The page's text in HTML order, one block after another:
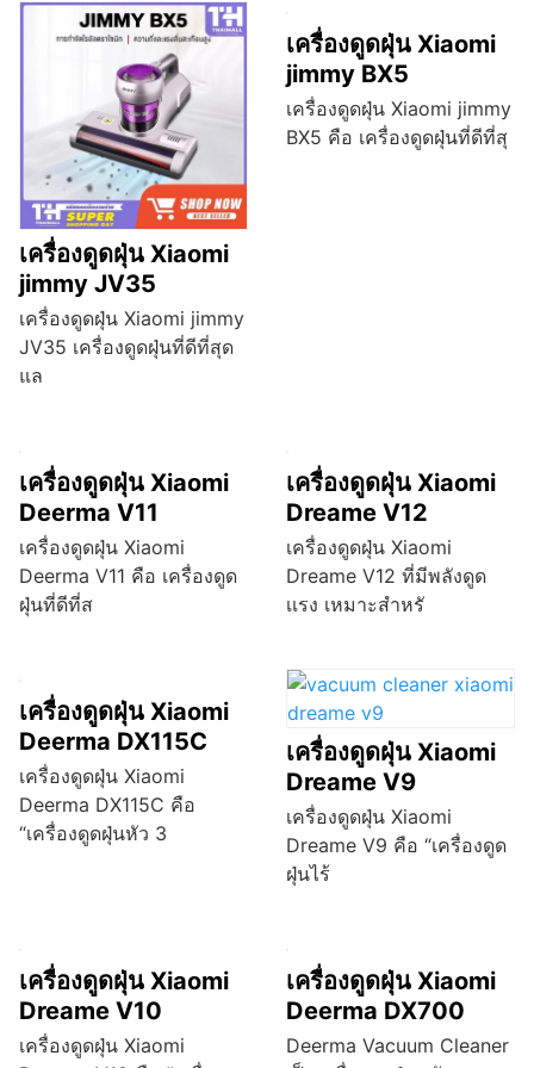
เครื่องดูดฝุ่น Xiaomi
jimmy JV35
เครื่องดูดฝุ่น Xiaomi jimmy
JV35 เครื่องดูดฝุ่นที่ดีที่สุด
แล
เครื่องดูดฝุ่น Xiaomi
jimmy BX5
เครื่องดูดฝุ่น Xiaomi jimmy
BX5 คือ เครื่องดูดฝุ่นที่ดีที่สุ
เครื่องดูดฝุ่น Xiaomi
Deerma V11
เครื่องดูดฝุ่น Xiaomi
Deerma V11 คือ เครื่องดูด
ฝุ่นที่ดีที่ส
เครื่องดูดฝุ่น Xiaomi
Dreame V12
เครื่องดูดฝุ่น Xiaomi
Dreame V12 ที่มีพลังดูด
เเรง เหมาะสำหรั
เครื่องดูดฝุ่น Xiaomi
Deerma DX115C
เครื่องดูดฝุ่น Xiaomi
Deerma DX115C คือ
“เครื่องดูดฝุ่นหัว 3
เครื่องดูดฝุ่น Xiaomi
Dreame V9
เครื่องดูดฝุ่น Xiaomi
Dreame V9 คือ “เครื่องดูด
ฝุ่นไร้
เครื่องดูดฝุ่น Xiaomi
Dreame V10
เครื่องดูดฝุ่น Xiaomi
เครื่องดูดฝุ่น Xiaomi
Deerma DX700
Deerma Vacuum Cleaner